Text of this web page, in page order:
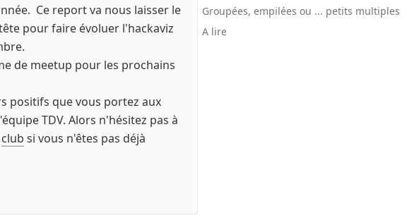
Ce report va nous laisser le
pour faire évoluer l'hackaviz
de meetup pour les prochains
positifs que vous portez aux
TDV. Alors n'hésitez pas à
club si vous n'êtes pas déjà
Groupées, empilées ou ... petits multiples
A lire